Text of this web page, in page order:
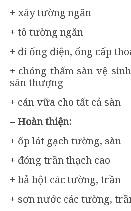
+ xây tường ngăn
+ tô tường ngăn
+ đi ống điện, ống cấp
+ chóng thấm sàn vệ
sân thượng
+ cán vữa cho tất cả sàn
– Hoàn thiện:
+ ốp lát gạch tường, sàn
+ đóng trần thạch cao
+ bả bột các tường, trần
+ sơn nước các tường,